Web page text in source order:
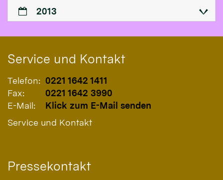
2013
Service und Kontakt
Telefon: 0221 1642 1411
Fax:
0221 1642 3990
E-Mail:
Klick zum E-Mail senden
Service und Kontakt
Pressekontakt